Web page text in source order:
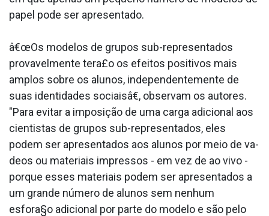
papel pode ser apresentado.
â€œOs modelos de grupos sub-representados
provavelmente tera£o os efeitos positivos mais
amplos sobre os alunos, independentemente de
suas identidades sociaisâ€, observam os autores.
"Para evitar a imposição de uma carga adicional aos
cientistas de grupos sub-representados, eles
podem ser apresentados aos alunos por meio de va­
deos ou materiais impressos - em vez de ao vivo -
porque esses materiais podem ser apresentados a
um grande número de alunos sem nenhum
esfora§o adicional por parte do modelo e são pelo